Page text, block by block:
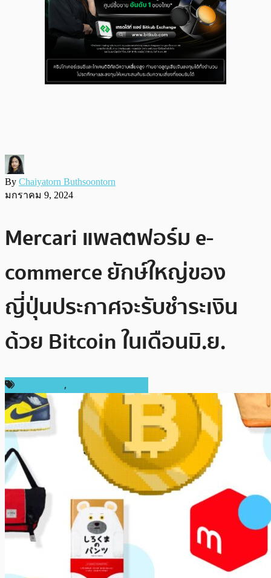
By Chaiyatorn Buthsoontorn
มกราคม 9, 2024
Mercari แพลตฟอร์ม e-
commerce ยักษ์ใหญ่ของ
ญี่ปุ่นประกาศจะรับชำระเงิน
ด้วย Bitcoin ในเดือนมิ.ย.
,